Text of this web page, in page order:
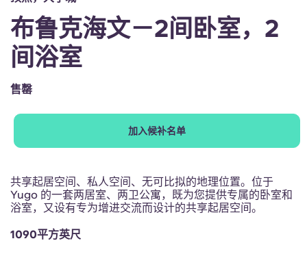
Chinese
Italian
登录
布鲁克海文－2间卧室，2
间浴室
售罄
加入候补名单
共享起居空间、私人空间、无可比拟的地理位置。位于
Yugo 的一套两居室、两卫公寓，既为您提供专属的卧室和
浴室，又设有专为增进交流而设计的共享起居空间。
1090平方英尺